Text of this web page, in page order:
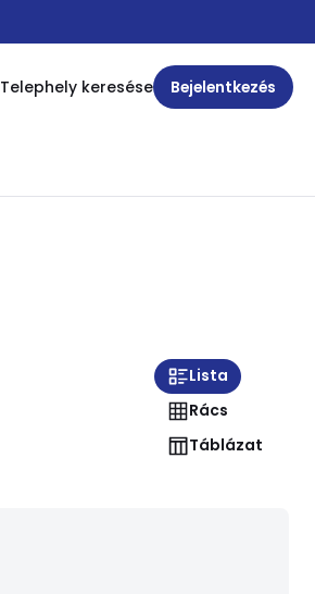
Telephely keresése Bejelentkezés
Lista
Rács
Táblázat